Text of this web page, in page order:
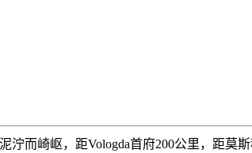
而崎岖，距Vologda首府200公里，距莫斯